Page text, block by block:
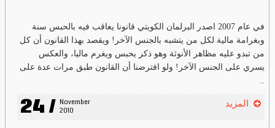
في عام 2007 اصدر البرلمان الكويتي قانونا يعاقب فيه بالحبس سنة
وبغرامة مالية لكل من يتشبه بالجنس الآخر! ويقصد بهذا القانون أن كل
من تبدو عليه مظاهر الأنوثة وهو ذكر يحبس ويغرم ماليا، والعكس
يسري على الجنس الآخر! ولو افترضنا أن القانون طبق مرات عدة على
..
24 / November
2010
المزيد